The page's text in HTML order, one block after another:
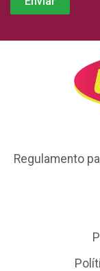
Regulamento